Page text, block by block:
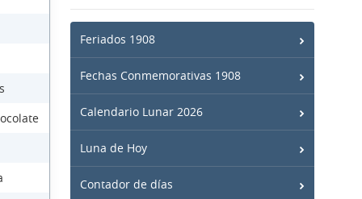
Feriados 1908
Fechas Conmemorativas 1908
Calendario Lunar 2026
Luna de Hoy
Contador de días